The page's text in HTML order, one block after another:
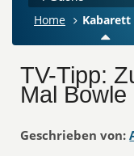
Home Kabarett
TV-Tipp:
Mal Bowle
Geschrieben von: